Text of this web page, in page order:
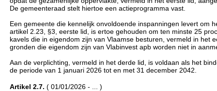
De gemeenteraad stelt hiertoe een actieprogramma vast.
Een gemeente die kennelijk onvoldoende inspanningen levert om
artikel 2.23, §3, eerste lid, is ertoe gehouden om ten minste 25
kavels die in eigendom zijn van Vlaamse besturen, vermeld in het
gronden die eigendom zijn van Vlabinvest apb worden niet in
Aan de verplichting, vermeld in het derde lid, is voldaan als het
de periode van 1 januari 2026 tot en met 31 december 2042.
Artikel 2.7. ( 01/01/2026 - ... )